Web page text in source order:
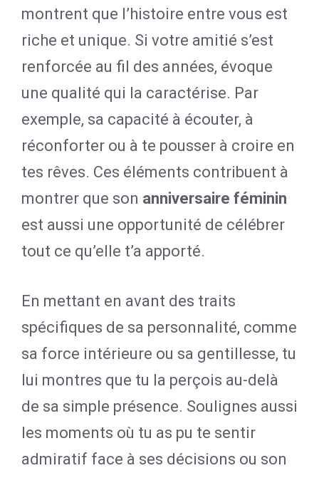
montrent que l’histoire entre vous est
riche et unique. Si votre amitié s’est
renforcée au fil des années, évoque
une qualité qui la caractérise. Par
exemple, sa capacité à écouter, à
réconforter ou à te pousser à croire en
tes rêves. Ces éléments contribuent à
montrer que son anniversaire féminin
est aussi une opportunité de célébrer
tout ce qu’elle t’a apporté.
En mettant en avant des traits
spécifiques de sa personnalité, comme
sa force intérieure ou sa gentillesse, tu
lui montres que tu la perçois au-delà
de sa simple présence. Soulignes aussi
les moments où tu as pu te sentir
admiratif face à ses décisions ou son